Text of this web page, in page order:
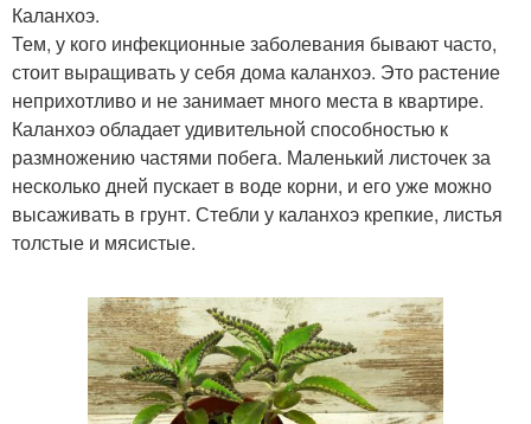
Каланхоэ.
Тем, у кого инфекционные заболевания бывают часто,
стоит выращивать у себя дома каланхоэ. Это растение
неприхотливо и не занимает много места в квартире.
Каланхоэ обладает удивительной способностью к
размножению частями побега. Маленький листочек за
несколько дней пускает в воде корни, и его уже можно
высаживать в грунт. Стебли у каланхоэ крепкие, листья
толстые и мясистые.